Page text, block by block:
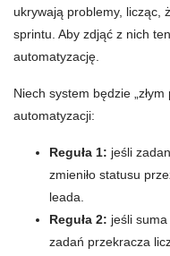
ukrywają problemy, licząc,
sprintu. Aby zdjąć z nich
automatyzację.
Niech system będzie
automatyzacji:
Reguła 1: jeśli
zmieniło statusu
leada.
Reguła 2: jeśli
zadań przekracza